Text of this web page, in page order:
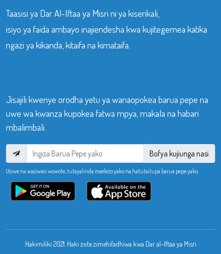
Taasisi ya Dar Al-Iftaa ya Misri ni ya kiserikali,
isiyo ya faida ambayo inajiendesha kwa kujitegemea katika
ngazi ya kikanda, kitaifa na kimataifa.
Jisajili kwenye orodha yetu ya wanaopokea barua pepe na
uwe wa kwanza kupokea fatwa mpya, makala na habari
mbalimbali.
Bofya kujiunga nasi
Usiwe na wasiwasi wowote, tutayalinda maelezo yako na hatutaitupa barua pepe yako.
Hakimiliki 2021. Haki zote zimehifadhiwa kwa Dar al-Iftaa ya Misri